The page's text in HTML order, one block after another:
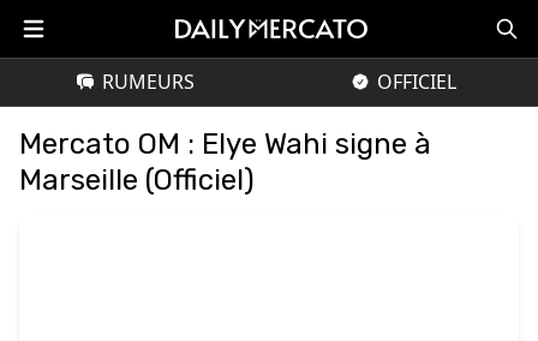
RUMEURS OFFICIEL
Mercato OM : Elye Wahi signe à
Marseille (Officiel)